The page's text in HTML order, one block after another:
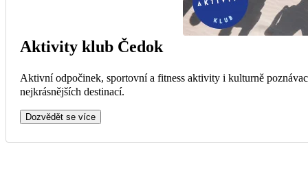
Aktivity klub Čedok
Aktivní odpočinek, sportovní a fitness aktivity i kulturně
nejkrásnějších destinací.
Dozvědět se více